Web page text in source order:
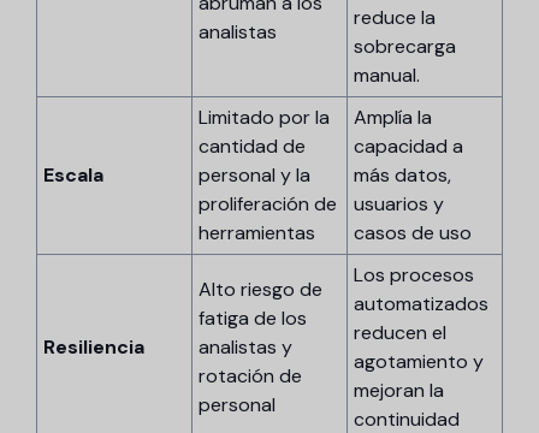
analistas
reduce la
sobrecarga
manual.
Escala
Limitado por la
cantidad de
personal y la
proliferación de
herramientas
Amplía la
capacidad a
más datos,
usuarios y
casos de uso
Resiliencia
Alto riesgo de
fatiga de los
analistas y
rotación de
personal
Los procesos
automatizados
reducen el
agotamiento y
mejoran la
continuidad